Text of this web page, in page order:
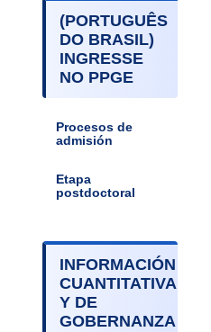
(PORTUGUÊS
DO BRASIL)
INGRESSE
NO PPGE
Procesos de
admisión
Etapa
postdoctoral
INFORMACIÓN
CUANTITATIVA
Y DE
GOBERNANZA